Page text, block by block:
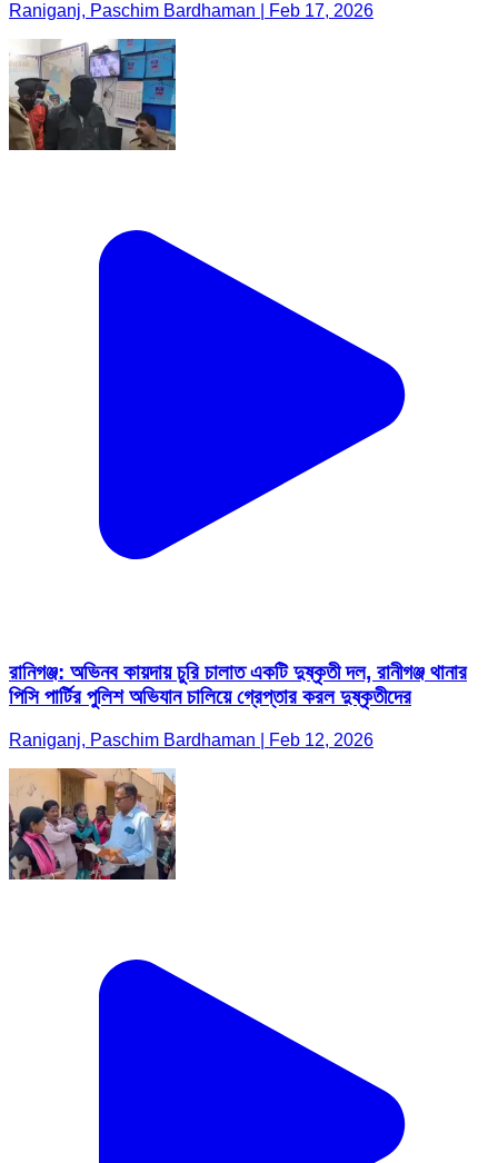
Raniganj, Paschim Bardhaman | Feb 17, 2026
রানিগঞ্জ: অভিনব কায়দায় চুরি চালাত একটি দুষ্কৃতী দল, রানীগঞ্জ থানার
পিসি পার্টির পুলিশ অভিযান চালিয়ে গ্রেপ্তার করল দুষ্কৃতীদের
Raniganj, Paschim Bardhaman | Feb 12, 2026